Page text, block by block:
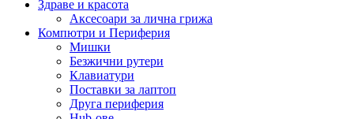
Здраве и красота
Аксесоари за лична грижа
Компютри и Периферия
Мишки
Безжични рутери
Клавиатури
Поставки за лаптоп
Друга периферия